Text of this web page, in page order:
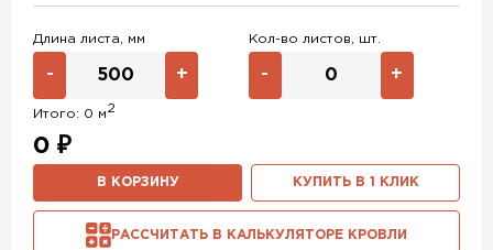
RAL 6018 RAL 6019 RAL 6033
RAL 9002 RAL 9003 RAL 9006
RAL 9010 RR 11
RR 29
Длина листа, мм
- +
Кол-во листов, шт.
- +
Итого: 0 м2
0 ₽
В КОРЗИНУ КУПИТЬ В 1 КЛИК
РАССЧИТАТЬ В КАЛЬКУЛЯТОРЕ КРОВЛИ